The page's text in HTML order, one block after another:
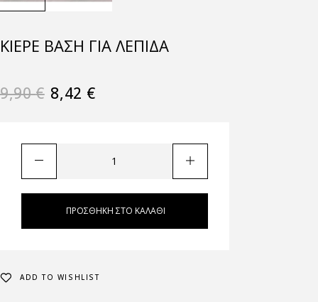
KIEPE ΒΆΣΗ ΓΙΑ ΛΕΠΊΔΑ
9,90€ 8,42 €
ΠΡΟΣΘΉΚΗ ΣΤΟ ΚΑΛΆΘΙ
ADD TO WISHLIST